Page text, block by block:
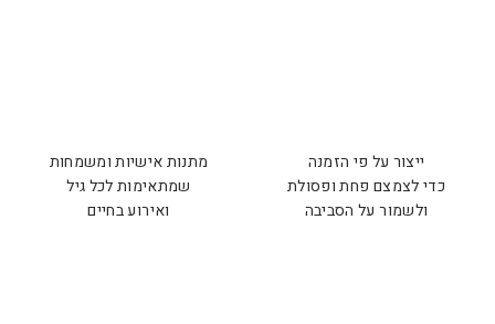
ייצור על פי הזמנה
כדי לצמצם פחת ופסולת
ולשמור על הסביבה
מתנות אישיות ומשמחות
שמתאימות לכל גיל
ואירוע בחיים